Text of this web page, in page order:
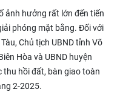
ảnh hưởng rất lớn đến tiến
phóng mặt bằng. Đối với
Chủ tịch UBND tỉnh Võ
Hòa và UBND huyện
thu hồi đất, bàn giao toàn
2-2025.